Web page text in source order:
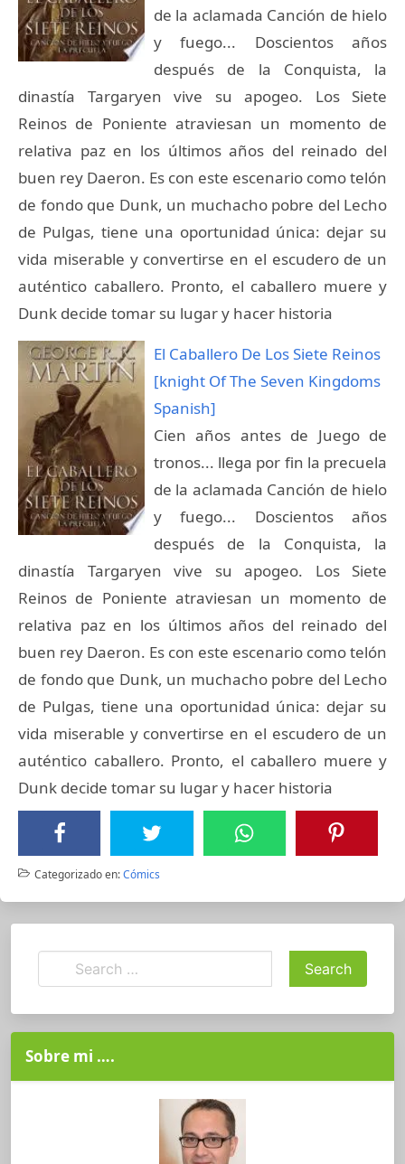
de la aclamada Canción de hielo
y fuego... Doscientos años
después de la Conquista, la
dinastía Targaryen vive su apogeo. Los Siete
Reinos de Poniente atraviesan un momento de
relativa paz en los últimos años del reinado del
buen rey Daeron. Es con este escenario como telón
de fondo que Dunk, un muchacho pobre del Lecho
de Pulgas, tiene una oportunidad única: dejar su
vida miserable y convertirse en el escudero de un
auténtico caballero. Pronto, el caballero muere y
Dunk decide tomar su lugar y hacer historia
El Caballero De Los Siete Reinos
[knight Of The Seven Kingdoms
Spanish]
Cien años antes de Juego de
tronos... llega por fin la precuela
de la aclamada Canción de hielo
y fuego... Doscientos años
después de la Conquista, la
dinastía Targaryen vive su apogeo. Los Siete
Reinos de Poniente atraviesan un momento de
relativa paz en los últimos años del reinado del
buen rey Daeron. Es con este escenario como telón
de fondo que Dunk, un muchacho pobre del Lecho
de Pulgas, tiene una oportunidad única: dejar su
vida miserable y convertirse en el escudero de un
auténtico caballero. Pronto, el caballero muere y
Dunk decide tomar su lugar y hacer historia
Categorizado en:Cómics
Sobre mi ….